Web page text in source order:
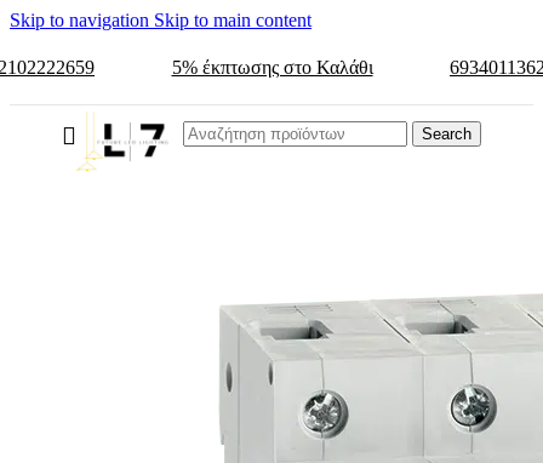
Skip to navigation Skip to main content
5% έκπτωσης στο Καλάθι
Search